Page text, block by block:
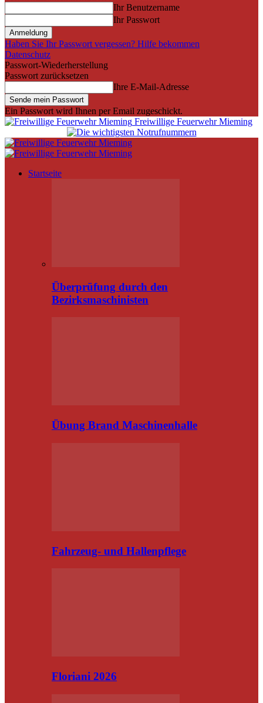
Ihr Benutzername
Ihr Passwort
Haben Sie Ihr Passwort vergessen? Hilfe bekommen
Datenschutz
Passwort-Wiederherstellung
Passwort zurücksetzen
Ihre E-Mail-Adresse
Ein Passwort wird Ihnen per Email zugeschickt.
Freiwillige Feuerwehr Mieming
Startseite
Überprüfung durch den
Bezirksmaschinisten
Übung Brand Maschinenhalle
Fahrzeug- und Hallenpflege
Floriani 2026